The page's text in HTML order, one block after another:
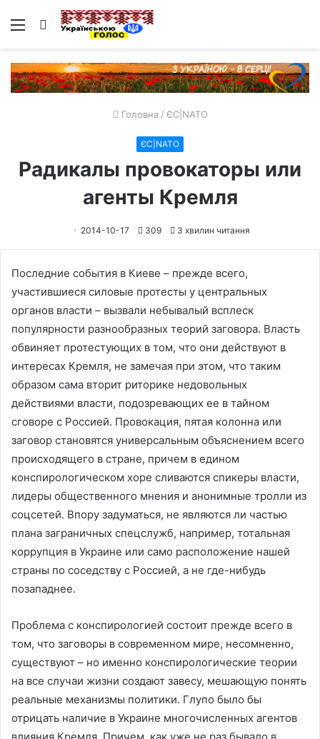
Меню Пошук
Головна / ЄС|NATO
ЄС|NATO
Радикалы провокаторы или
агенты Кремля
2014-10-17 309 3 хвилин читання
Последние события в Киеве – прежде всего,
участившиеся силовые протесты у центральных
органов власти – вызвали небывалый всплеск
популярности разнообразных теорий заговора. Власть
обвиняет протестующих в том, что они действуют в
интересах Кремля, не замечая при этом, что таким
образом сама вторит риторике недовольных
действиями власти, подозревающих ее в тайном
сговоре с Россией. Провокация, пятая колонна или
заговор становятся универсальным объяснением всего
происходящего в стране, причем в едином
конспирологическом хоре сливаются спикеры власти,
лидеры общественного мнения и анонимные тролли из
соцсетей. Впору задуматься, не являются ли частью
плана заграничных спецслужб, например, тотальная
коррупция в Украине или само расположение нашей
страны по соседству с Россией, а не где-нибудь
позападнее.
Проблема с конспирологией состоит прежде всего в
том, что заговоры в современном мире, несомненно,
существуют – но именно конспирологические теории
на все случаи жизни создают завесу, мешающую понять
реальные механизмы политики. Глупо было бы
отрицать наличие в Украине многочисленных агентов